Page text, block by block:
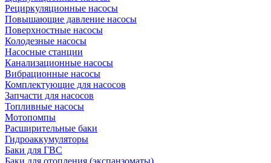
Рециркуляционные насосы
Повышающие давление насосы
Поверхностные насосы
Колодезные насосы
Насосные станции
Канализационные насосы
Вибрационные насосы
Комплектующие для насосов
Запчасти для насосов
Топливные насосы
Мотопомпы
Расширительные баки
Гидроаккумуляторы
Баки для ГВС
Баки для отопления (экспанзоматы)